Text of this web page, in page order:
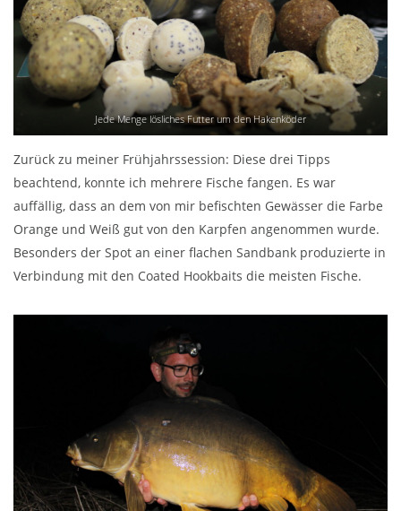
Jede Menge lösliches Futter um den Hakenköder
Zurück zu meiner Frühjahrssession: Diese drei Tipps
beachtend, konnte ich mehrere Fische fangen. Es war
auffällig, dass an dem von mir befischten Gewässer die Farbe
Orange und Weiß gut von den Karpfen angenommen wurde.
Besonders der Spot an einer flachen Sandbank produzierte in
Verbindung mit den Coated Hookbaits die meisten Fische.